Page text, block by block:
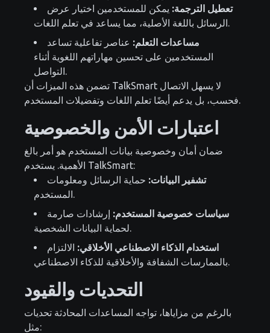
تعطيل الترجمة: يمكن للمستخدمين اختيار عرض
مساعدات التعلم: عناصر تفاعلية تساعد
المستخدمين على تحسين مهاراتهم اللغوية أثناء
تضمن هذه الميزات أن TalkSmart لا يسهل الاتصال
اعتبارات الأمن والخصوصية
ضمان أمان وخصوصية بيانات المستخدم هو أمر بالغ
الأهمية. يستخدم TalkSmart:
تشفير البيانات: حماية الرسائل ومعلومات
سياسات خصوصية المستخدم: إرشادات صارمة
استخدام الذكاء الاصطناعي الأخلاقي: الالتزام
التحديات والقيود
بالرغم من مزاياها، تواجه المساعدات المحادثة تحديات
مثل: